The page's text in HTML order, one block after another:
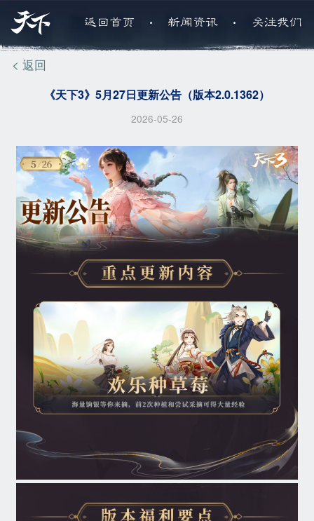
返回首页 . 新闻资讯 . 关注我们
< 返回
《天下3》5月27日更新公告（版本2.0.1362）
2026-05-26